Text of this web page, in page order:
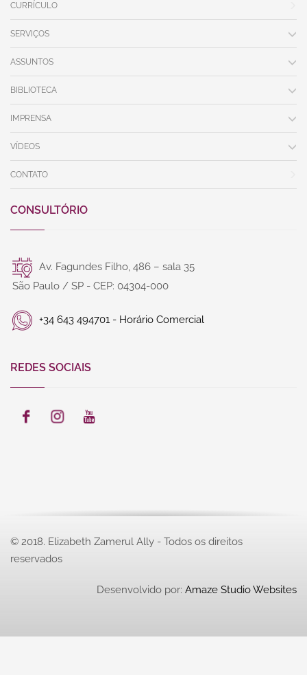
CURRÍCULO
SERVIÇOS
ASSUNTOS
BIBLIOTECA
IMPRENSA
VÍDEOS
CONTATO
CONSULTÓRIO
Av. Fagundes Filho, 486 – sala 35
São Paulo / SP - CEP: 04304-000
+34 643 494701 - Horário Comercial
REDES SOCIAIS
© 2018. Elizabeth Zamerul Ally - Todos os direitos
reservados
Desenvolvido por: Amaze Studio Websites